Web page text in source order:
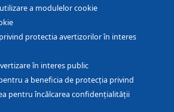
a modulelor cookie
protectia avertizorilor în interes
în interes public
a beneficia de protecția privind
pentru încălcarea confidențialității